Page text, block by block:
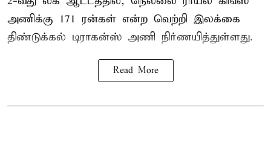
அணிக்கு 171 ரன்கள் என்ற வெற்றி இலக்கை
திண்டுக்கல் டிராகன்ஸ் அணி நிர்ணயித்துள்ளது.
Read More